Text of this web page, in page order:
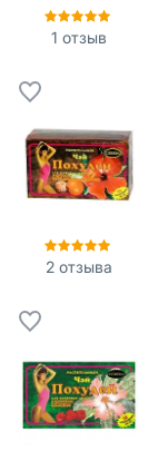
1 отзыв
2 отзыва